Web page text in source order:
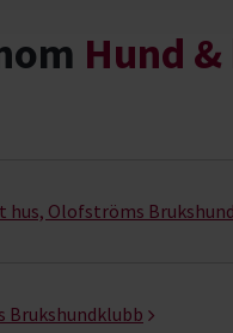
Hund
hus, Olofströms
Brukshundklubb